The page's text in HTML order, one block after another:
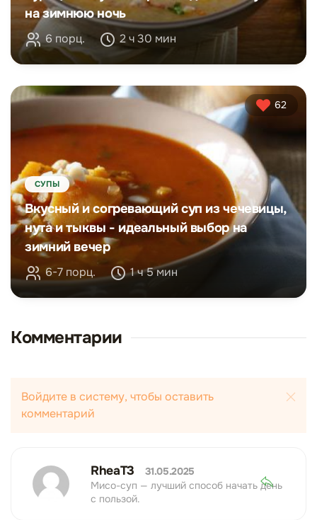
на зимнюю ночь
6 порц. 2 ч 30 мин
62
СУПЫ
Вкусный и согревающий суп из чечевицы,
нута и тыквы - идеальный выбор на
зимний вечер
6-7 порц. 1 ч 5 мин
Комментарии
Войдите в систему, чтобы оставить
комментарий
RheaT3
31.05.2025
Мисо-суп — лучший способ начать день
с пользой.